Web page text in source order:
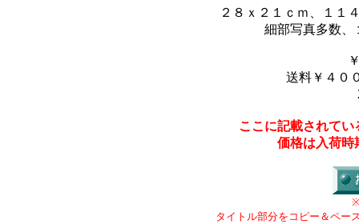
２８ｘ２１ｃｍ、１１
細部写真多数、
送料￥４０
ここに記載されて
価格は入荷時
タイトル部分をコピー＆ペー